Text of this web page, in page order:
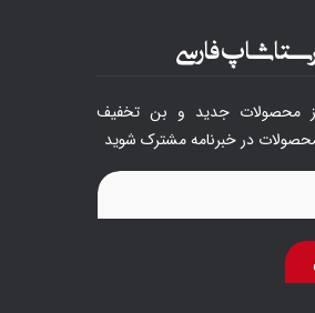
فارسی
محصولات جدید و بن تخفیف
در خبرنامه مشترک شوید